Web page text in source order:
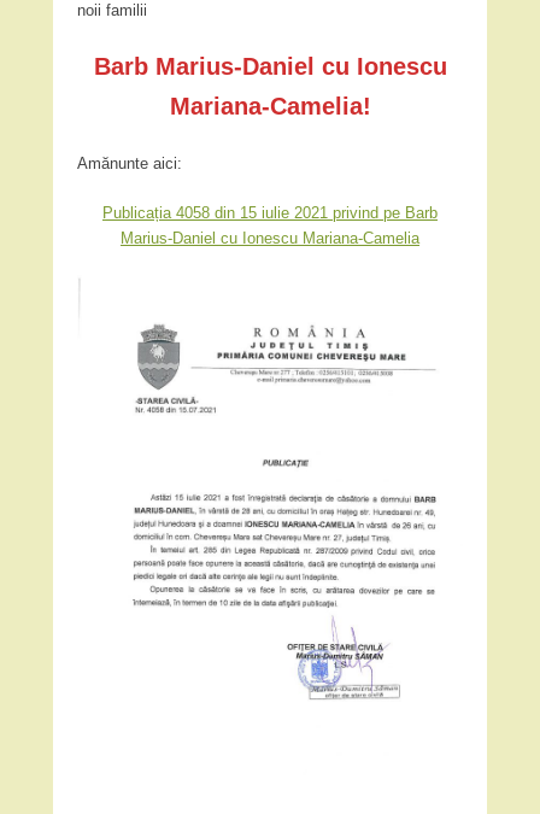
noii familii
Barb Marius-Daniel cu Ionescu
Mariana-Camelia!
Amănunte aici:
Publicația 4058 din 15 iulie 2021 privind pe Barb
Marius-Daniel cu Ionescu Mariana-Camelia